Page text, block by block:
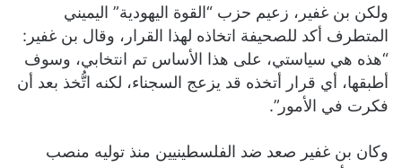
ولكن بن غفير، زعيم حزب “القوة اليهودية” اليميني
المتطرف أكد للصحيفة اتخاذه لهذا القرار، وقال بن غفير:
“هذه هي سياستي، على هذا الأساس تم انتخابي، وسوف
أطبقها، أي قرار أتخذه قد يزعج السجناء، لكنه اتُّخذ بعد أن
فكرت في الأمور”.
وكان بن غفير صعد ضد الفلسطينيين منذ توليه منصب